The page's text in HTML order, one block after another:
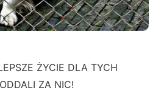
ŻYCIE DLA TYCH
ZA NIC!